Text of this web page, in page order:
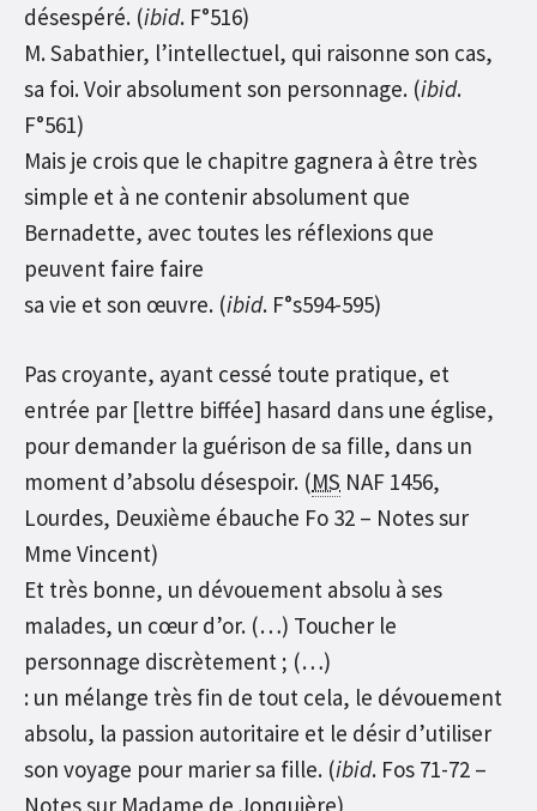
désespéré. (ibid. F°516)
M. Sabathier, l’intellectuel, qui raisonne son cas,
sa foi. Voir absolument son personnage. (ibid.
F°561)
Mais je crois que le chapitre gagnera à être très
simple et à ne contenir absolument que
Bernadette, avec toutes les réflexions que
peuvent faire faire
sa vie et son œuvre. (ibid. F°s594-595)
Pas croyante, ayant cessé toute pratique, et
entrée par [lettre biffée] hasard dans une église,
pour demander la guérison de sa fille, dans un
moment d’absolu désespoir. (MS NAF 1456,
Lourdes, Deuxième ébauche Fo 32 – Notes sur
Mme Vincent)
Et très bonne, un dévouement absolu à ses
malades, un cœur d’or. (…) Toucher le
personnage discrètement ; (…)
: un mélange très fin de tout cela, le dévouement
absolu, la passion autoritaire et le désir d’utiliser
son voyage pour marier sa fille. (ibid. Fos 71-72 –
Notes sur Madame de Jonquière)